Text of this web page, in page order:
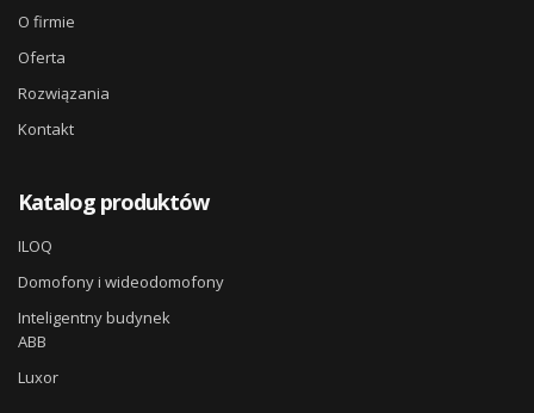
O firmie
Oferta
Rozwiązania
Kontakt
Katalog produktów
ILOQ
Domofony i wideodomofony
Inteligentny budynek
ABB
Luxor